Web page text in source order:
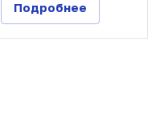
Подробнее